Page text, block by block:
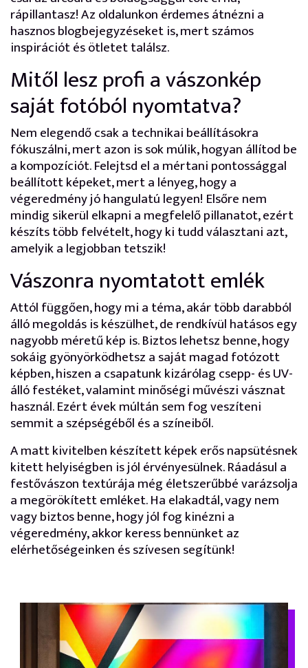
rápillantasz! Az oldalunkon érdemes átnézni a
hasznos blogbejegyzéseket is, mert számos
inspirációt és ötletet találsz.
Mitől lesz profi a vászonkép
saját fotóból nyomtatva?
Nem elegendő csak a technikai beállításokra
fókuszálni, mert azon is sok múlik, hogyan állítod be
a kompozíciót. Felejtsd el a mértani pontossággal
beállított képeket, mert a lényeg, hogy a
végeredmény jó hangulatú legyen! Elsőre nem
mindig sikerül elkapni a megfelelő pillanatot, ezért
készíts több felvételt, hogy ki tudd választani azt,
amelyik a legjobban tetszik!
Vászonra nyomtatott emlék
Attól függően, hogy mi a téma, akár több darabból
álló megoldás is készülhet, de rendkívül hatásos egy
nagyobb méretű kép is. Biztos lehetsz benne, hogy
sokáig gyönyörködhetsz a saját magad fotózott
képben, hiszen a csapatunk kizárólag csepp- és UV-
álló festéket, valamint minőségi művészi vásznat
használ. Ezért évek múltán sem fog veszíteni
semmit a szépségéből és a színeiből.
A matt kivitelben készített képek erős napsütésnek
kitett helyiségben is jól érvényesülnek. Ráadásul a
festővászon textúrája még életszerűbbé varázsolja
a megörökített emléket. Ha elakadtál, vagy nem
vagy biztos benne, hogy jól fog kinézni a
végeredmény, akkor keress bennünket az
elérhetőségeinken és szívesen segítünk!